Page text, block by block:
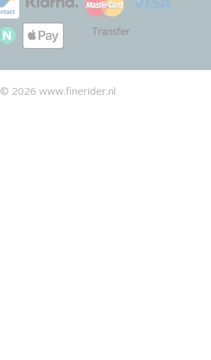
© 2026 www.finerider.nl